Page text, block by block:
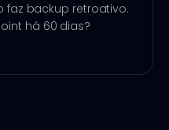
faz backup retroativo.
há 60 dias?